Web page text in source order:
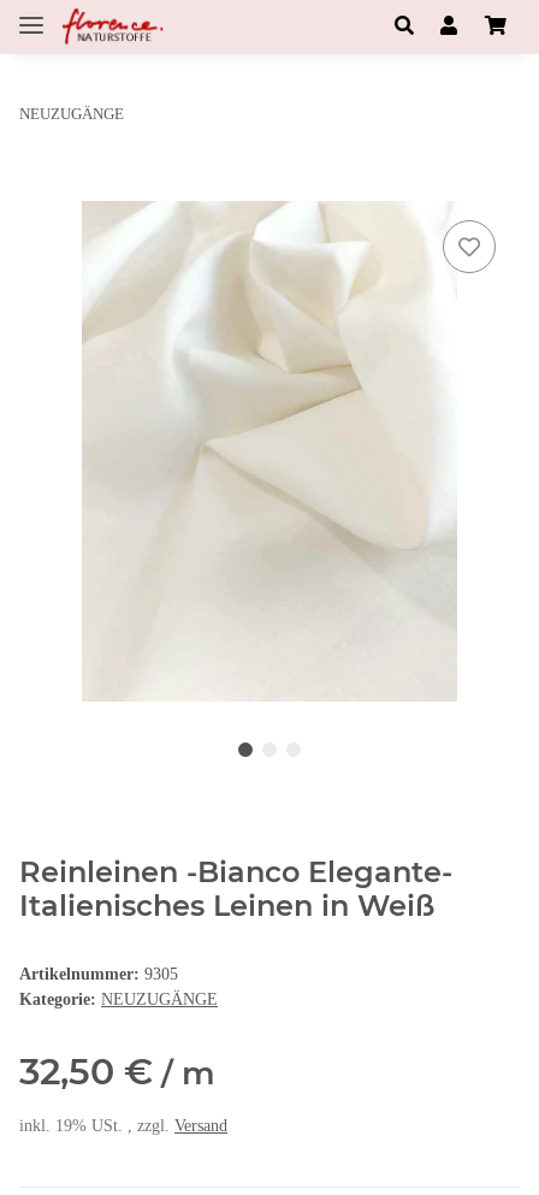
NEUZUGÄNGE
Reinleinen -Bianco Elegante-
Italienisches Leinen in Weiß
Artikelnummer: 9305
Kategorie: NEUZUGÄNGE
32,50 € / m
inkl. 19% USt. , zzgl. Versand